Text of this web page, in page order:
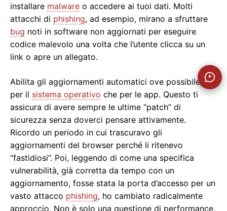
installare malware o accedere ai tuoi dati. Molti
attacchi di phishing, ad esempio, mirano a sfruttare
bug noti in software non aggiornati per eseguire
codice malevolo una volta che l’utente clicca su un
link o apre un allegato.
Abilita gli aggiornamenti automatici ove possibile, sia
per il sistema operativo che per le app. Questo ti
assicura di avere sempre le ultime “patch” di
sicurezza senza doverci pensare attivamente.
Ricordo un periodo in cui trascuravo gli
aggiornamenti del browser perché li ritenevo
“fastidiosi”. Poi, leggendo di come una specifica
vulnerabilità, già corretta da tempo con un
aggiornamento, fosse stata la porta d’accesso per un
vasto attacco phishing, ho cambiato radicalmente
approccio. Non è solo una questione di performance,